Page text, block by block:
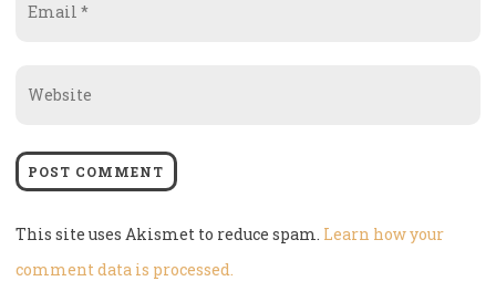
This site uses Akismet to reduce spam. Learn how your
comment data is processed.